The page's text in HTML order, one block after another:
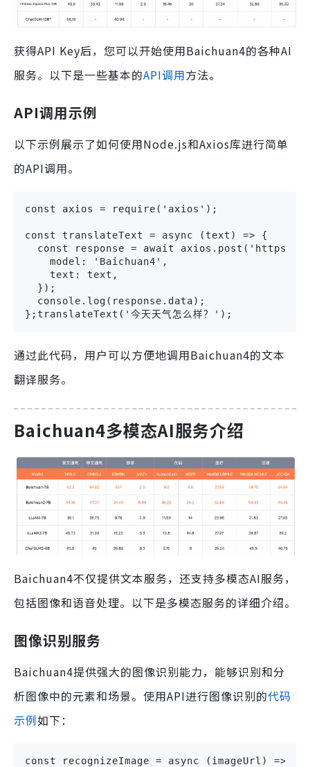
获得API Key后，您可以开始使用Baichuan4的各种AI
服务。以下是一些基本的API调用方法。
API调用示例
以下示例展示了如何使用Node.js和Axios库进行简单
的API调用。
const axios = require('axios');
const translateText = async (text) => {
const response = await
    model: 'Baichuan4',
    text: text,
  });
  console.log(response.data);
};translateText('今天天气怎么样？');
通过此代码，用户可以方便地调用Baichuan4的文本
翻译服务。
Baichuan4多模态AI服务介绍
Baichuan4不仅提供文本服务，还支持多模态AI服务，
包括图像和语音处理。以下是多模态服务的详细介绍。
图像识别服务
Baichuan4提供强大的图像识别能力，能够识别和分
析图像中的元素和场景。使用API进行图像识别的代码
示例如下：
const recognizeImage = async (imageUrl) => {